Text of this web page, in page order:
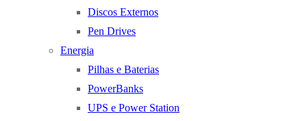
Discos Externos
Pen Drives
Energia
Pilhas e Baterias
PowerBanks
UPS e Power Station